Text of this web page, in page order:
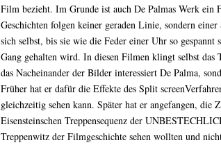
Film bezieht. Im Grunde ist auch De Palmas Werk
Geschichten folgen keiner geraden Linie, sondern
sich selbst, bis sie wie die Feder einer Uhr so
Gang gehalten wird. In diesen Filmen klingt selbst
das Nacheinander der Bilder interessiert De Palma,
Früher hat er dafür die Effekte des Split
gleichzeitig sehen kann. Später hat er angefangen, die
Eisensteinschen Treppensequenz der
Treppenwitz der Filmgeschichte sehen wollten und